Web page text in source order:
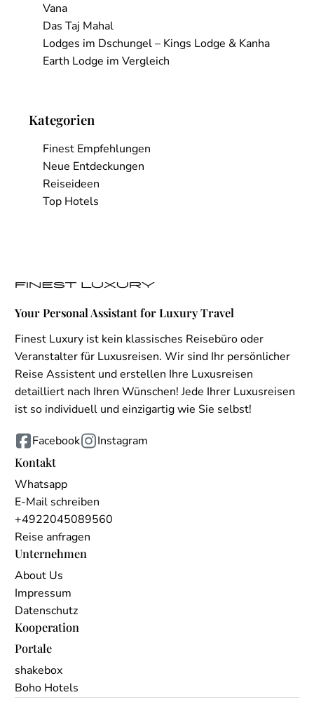
Vana
Das Taj Mahal
Lodges im Dschungel – Kings Lodge & Kanha
Earth Lodge im Vergleich
Kategorien
Finest Empfehlungen
Neue Entdeckungen
Reiseideen
Top Hotels
Your Personal Assistant for Luxury Travel
Finest Luxury ist kein klassisches Reisebüro oder
Veranstalter für Luxusreisen. Wir sind Ihr persönlicher
Reise Assistent und erstellen Ihre Luxusreisen
detailliert nach Ihren Wünschen! Jede Ihrer Luxusreisen
ist so individuell und einzigartig wie Sie selbst!
Facebook
Instagram
Kontakt
Whatsapp
E-Mail schreiben
+4922045089560
Reise anfragen
Unternehmen
About Us
Impressum
Datenschutz
Kooperation
Portale
shakebox
Boho Hotels